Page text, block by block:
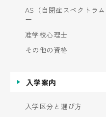
AS（自閉症スペクトラ
ー
准学校心理士
その他の資格
入学案内
入学区分と選び方